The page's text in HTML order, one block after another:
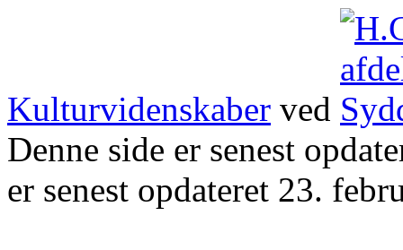
Kulturvidenskaber ved
Denne side er senest
er senest opdateret 23.